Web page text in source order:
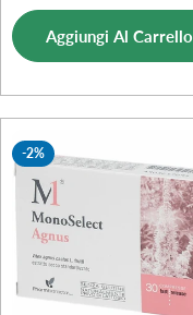
vendita
Aggiungi Al Carrello
-2%